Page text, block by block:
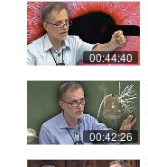
00:44:40
00:42:26